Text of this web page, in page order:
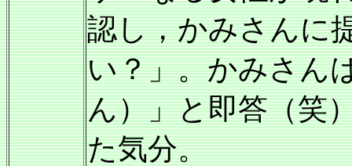
認し，かみさんに
い？」。かみさん
ん）」と即答（笑
た気分。